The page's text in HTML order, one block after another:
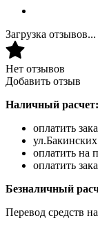
Загрузка отзывов...
Нет отзывов
Добавить отзыв
Наличный расчет:
оплатить
оплатить на
оплатить
Безналичный
Перевод средств